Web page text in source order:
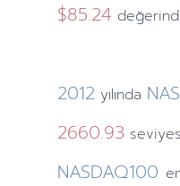
$85.24
2012 yılında
2660.93
NASDAQ100